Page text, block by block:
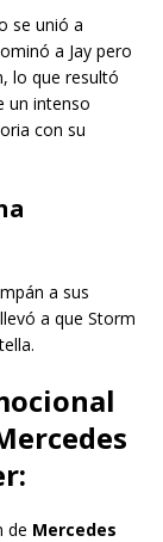
se unió a
a Jay pero
lo que resultó
un intenso
con su
a sus
a que Storm
de Mercedes